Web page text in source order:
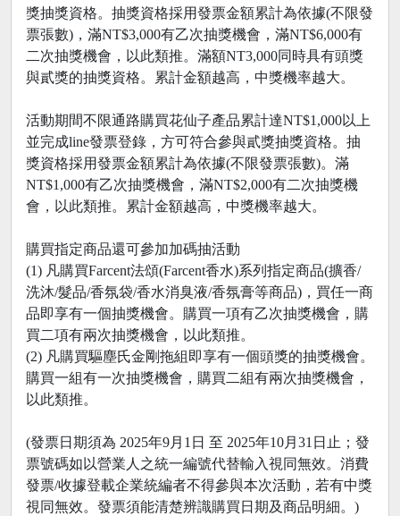
獎抽獎資格。抽獎資格採用發票金額累計為依據(不限發
票張數)，滿NT$3,000有乙次抽獎機會，滿NT$6,000有
二次抽獎機會，以此類推。滿額NT3,000同時具有頭獎
與貳獎的抽獎資格。累計金額越高，中獎機率越大。
活動期間不限通路購買花仙子產品累計達NT$1,000以上
並完成line發票登錄，方可符合參與貳獎抽獎資格。抽
獎資格採用發票金額累計為依據(不限發票張數)。滿
NT$1,000有乙次抽獎機會，滿NT$2,000有二次抽獎機
會，以此類推。累計金額越高，中獎機率越大。
購買指定商品還可參加加碼抽活動
(1) 凡購買Farcent法頌(Farcent香水)系列指定商品(擴香/
洗沐/髮品/香氛袋/香水消臭液/香氛膏等商品)，買任一商
品即享有一個抽獎機會。購買一項有乙次抽獎機會，購
買二項有兩次抽獎機會，以此類推。
(2) 凡購買驅塵氏金剛拖組即享有一個頭獎的抽獎機會。
購買一組有一次抽獎機會，購買二組有兩次抽獎機會，
以此類推。
(發票日期須為 2025年9月1日 至 2025年10月31日止；發
票號碼如以營業人之統一編號代替輸入視同無效。消費
發票/收據登載企業統編者不得參與本次活動，若有中獎
視同無效。發票須能清楚辨識購買日期及商品明細。)